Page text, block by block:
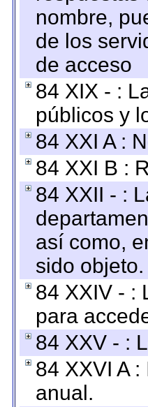
nombre,
de los
de acceso
84 XIX - :
públicos y
84 XXI A :
84 XXI B :
84 XXII - :
así como,
sido objeto.
84 XXIV - :
para
84 XXV - :
84 XXVI A
anual.